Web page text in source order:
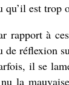
qu’il est trop
rapport à
de réflexion
il se
la